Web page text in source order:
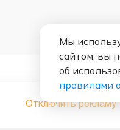
Отключить рекламу
Мы
сайтом, вы
об
правилами